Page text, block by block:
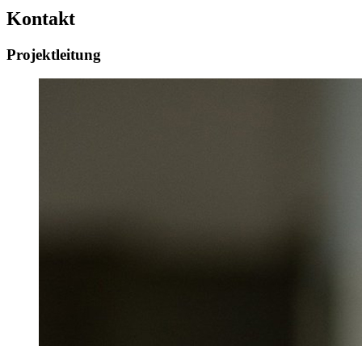
Kontakt
Projektleitung